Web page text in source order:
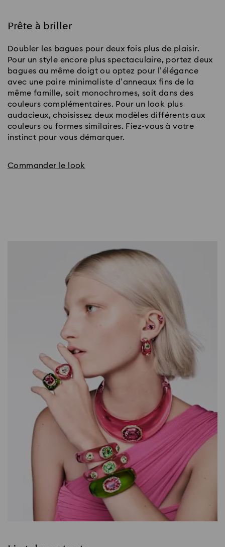
Prête à briller
Doubler les bagues pour deux fois plus de plaisir.
Pour un style encore plus spectaculaire, portez deux
bagues au même doigt ou optez pour l’élégance
avec une paire minimaliste d’anneaux fins de la
même famille, soit monochromes, soit dans des
couleurs complémentaires. Pour un look plus
audacieux, choisissez deux modèles différents aux
couleurs ou formes similaires. Fiez-vous à votre
instinct pour vous démarquer.
Commander le look